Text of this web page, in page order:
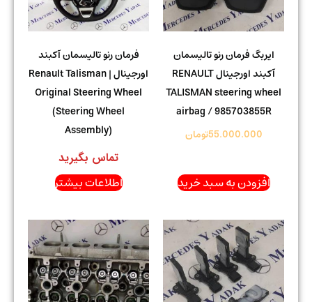
ایربگ فرمان رنو تالیسمان
آکبند اورجینال RENAULT
TALISMAN steering wheel
airbag / 985703855R
55.000.000تومان
افزودن به سبد خرید
فرمان رنو تالیسمان آکبند
اورجینال | Renault Talisman
Original Steering Wheel
(Steering Wheel
Assembly)
تماس بگیرید
اطلاعات بیشتر